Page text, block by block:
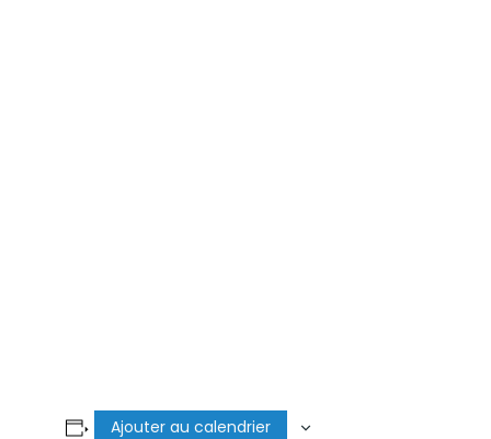
Ajouter au calendrier